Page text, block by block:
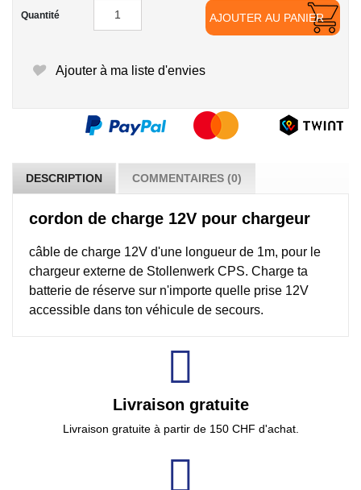
Quantité AJOUTER AU PANIER
Ajouter à ma liste d'envies
DESCRIPTION COMMENTAIRES (0)
cordon de charge 12V pour chargeur
câble de charge 12V d'une longueur de 1m, pour le
chargeur externe de Stollenwerk CPS. Charge ta
batterie de réserve sur n'importe quelle prise 12V
accessible dans ton véhicule de secours.
Livraison gratuite
Livraison gratuite à partir de 150 CHF d'achat.